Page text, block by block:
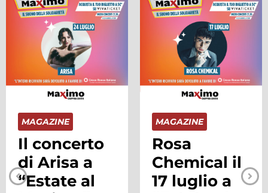
MAGAZINE
Il concerto
di Arisa a
“Estate al
MAGAZINE
Rosa
Chemical il
17 luglio a